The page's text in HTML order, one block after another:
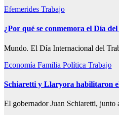
Efemerides Trabajo
¿Por qué se conmemora el Día
Mundo. El Día Internacional del
Economía Familia Política Trabajo
Schiaretti y Llaryora habilitaron
El gobernador Juan Schiaretti,